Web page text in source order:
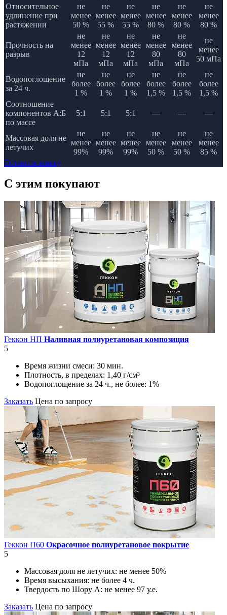
Относительное
удлинение при
растяжении
не
менее
50 %
не
менее
55 %
не
менее
55 %
не
менее
80 %
не
менее
80 %
не
менее
80 %
Прочность на
разрыв
не
менее
12
мПа
не
менее
12
мПа
не
менее
12
мПа
не
менее
80
мПа
не
менее
80
мПа
не
менее
50 мПа
Водопоглощение
за 24 ч.
не
более
1 %
не
более
1 %
не
более
1 %
не
более
1,5 %
не
более
1,5 %
не
более
1,5 %
Соотношение
компонентов А:Б
по массе
5:1 5:1 5:1 — — —
Массовая доля не
летучих
не
менее
99%
не
менее
99%
не
менее
99%
не
менее
50 %
не
менее
50 %
не
менее
85 %
Оставить заявку
C этим покупают
Геккон НП Наливная полиуретановая композиция
5
Время жизни смеси: 30 мин.
Плотность, в пределах: 1,40 г/см³
Водопоглощение за 24 ч., не более: 1%
Заказать Цена по запросу
Геккон П60 Окрасочное полиуретановое покрытие
5
Массовая доля не летучих: не менее 50%
Время высыхания: не более 4 ч.
Твердость по Шору А: не менее 97 у.е.
Заказать Цена по запросу